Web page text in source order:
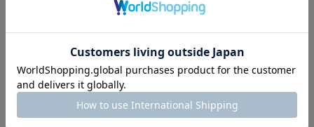
かわ（福音館書店）
【状態B】/
ふしぎなえ【状態
A】/
さかさま【状態A】/